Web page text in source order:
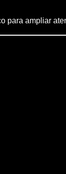
para ampliar